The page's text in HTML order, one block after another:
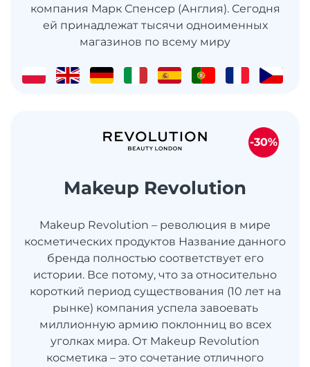
компания Марк Спенсер (Англия). Сегодня
ей принадлежат тысячи одноименных
магазинов по всему миру
Makeup Revolution
Makeup Revolution – революция в мире
косметических продуктов Название данного
бренда полностью соответствует его
истории. Все потому, что за относительно
короткий период существования (10 лет на
рынке) компания успела завоевать
миллионную армию поклонниц во всех
уголках мира. От Makeup Revolution
косметика – это сочетание отличного
-30%